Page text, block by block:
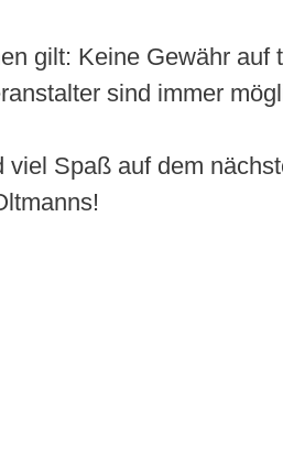
gilt: Keine Gewähr
sind immer
viel Spaß auf dem